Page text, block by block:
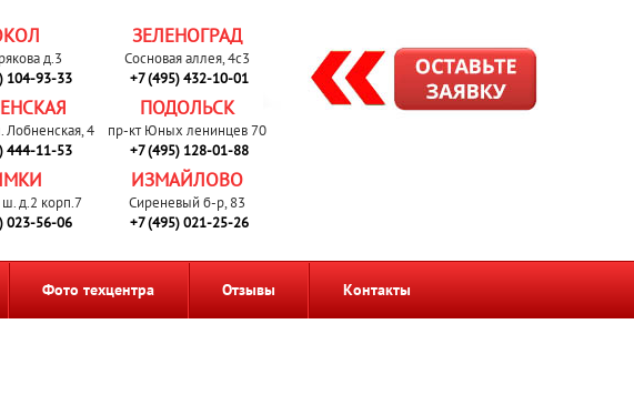
д.3
104-93-33
ЗЕЛЕНОГРАД
Сосновая аллея, 4с3
+7 (495) 432-10-01
Лобненская, 4
444-11-53
ПОДОЛЬСК
пр-кт Юных ленинцев 70
+7 (495) 128-01-88
д.2 корп.7
023-56-06
ИЗМАЙЛОВО
Сиреневый б-р, 83
+7 (495) 021-25-26
Фото техцентра Отзывы Контакты